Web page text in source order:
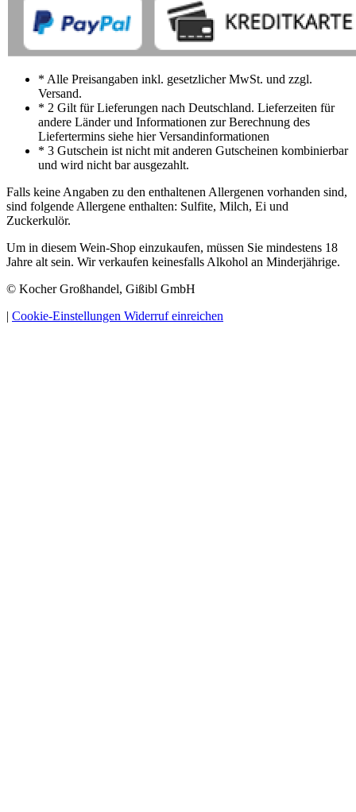
* Alle Preisangaben inkl. gesetzlicher MwSt. und zzgl.
Versand.
* 2 Gilt für Lieferungen nach Deutschland. Lieferzeiten für
andere Länder und Informationen zur Berechnung des
Liefertermins siehe hier Versandinformationen
* 3 Gutschein ist nicht mit anderen Gutscheinen kombinierbar
und wird nicht bar ausgezahlt.
Falls keine Angaben zu den enthaltenen Allergenen vorhanden sind,
sind folgende Allergene enthalten: Sulfite, Milch, Ei und
Zuckerkulör.
Um in diesem Wein-Shop einzukaufen, müssen Sie mindestens 18
Jahre alt sein. Wir verkaufen keinesfalls Alkohol an Minderjährige.
© Kocher Großhandel, Gißibl GmbH
| Cookie-Einstellungen Widerruf einreichen